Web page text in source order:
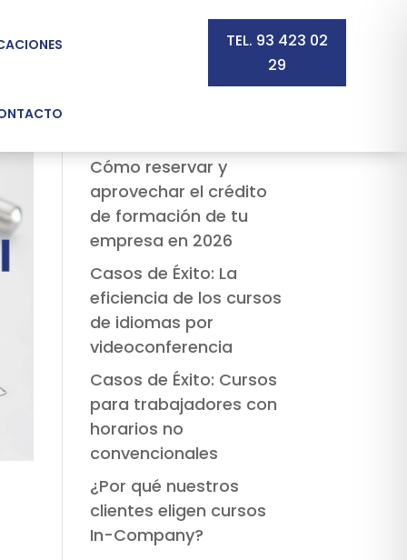
TEL. 93 423 02
29
Buscar
Cómo reservar y
aprovechar el crédito
de formación de tu
empresa en 2026
Casos de Éxito: La
eficiencia de los cursos
de idiomas por
videoconferencia
Casos de Éxito: Cursos
para trabajadores con
horarios no
convencionales
¿Por qué nuestros
clientes eligen cursos
In-Company?